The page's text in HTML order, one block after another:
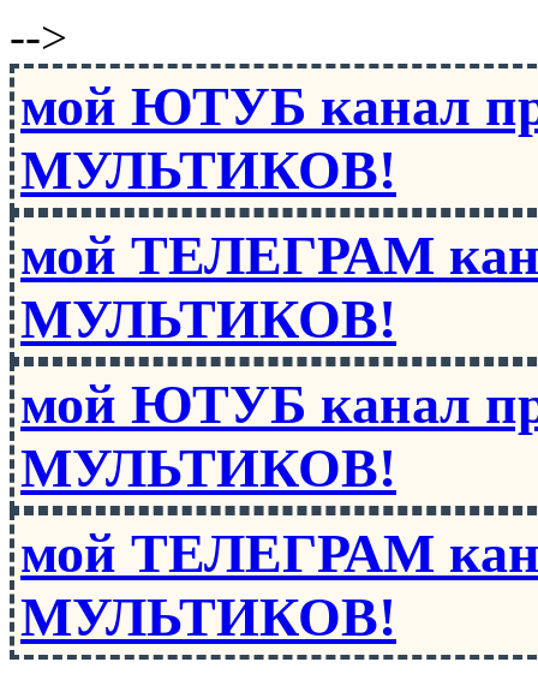
-->
мой ЮТУБ канал
МУЛЬТИКОВ!
мой ТЕЛЕГРАМ
МУЛЬТИКОВ!
мой ЮТУБ канал
МУЛЬТИКОВ!
мой ТЕЛЕГРАМ
МУЛЬТИКОВ!